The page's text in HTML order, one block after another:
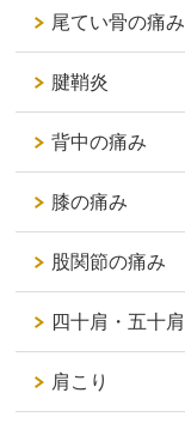
尾てい骨の痛み
腱鞘炎
背中の痛み
膝の痛み
股関節の痛み
四十肩・五十肩
肩こり